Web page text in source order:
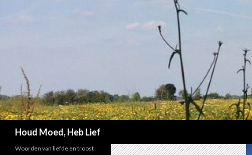
Houd Moed, Heb Lief
Woorden van liefde en troost